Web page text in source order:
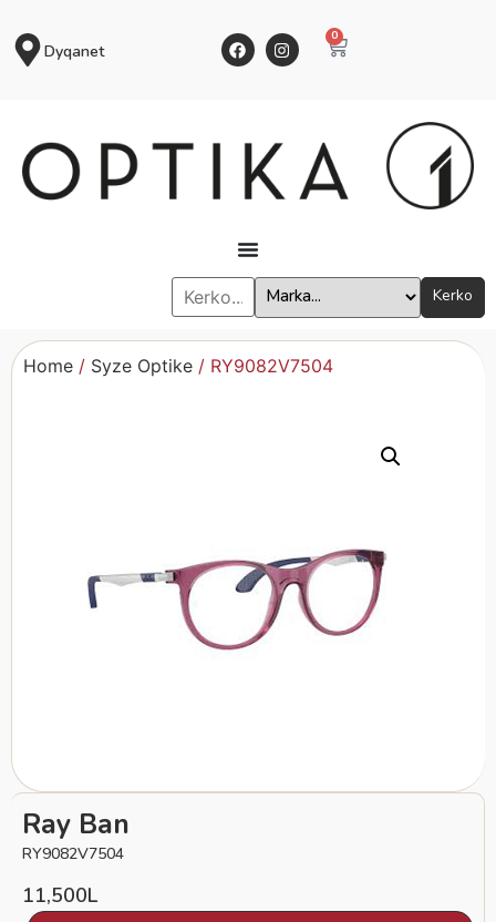
Dyqanet
0
Kerko
Home / Syze Optike / RY9082V7504
Ray Ban
RY9082V7504
11,500L